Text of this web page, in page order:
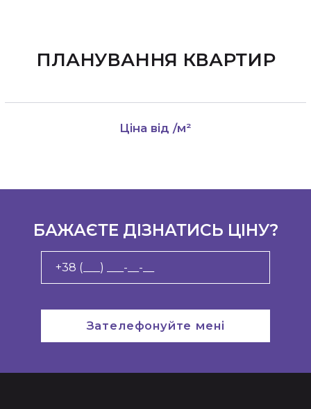
ПЛАНУВАННЯ КВАРТИР
Ціна від /м²
БАЖАЄТЕ ДІЗНАТИСЬ ЦІНУ?
Зателефонуйте мені